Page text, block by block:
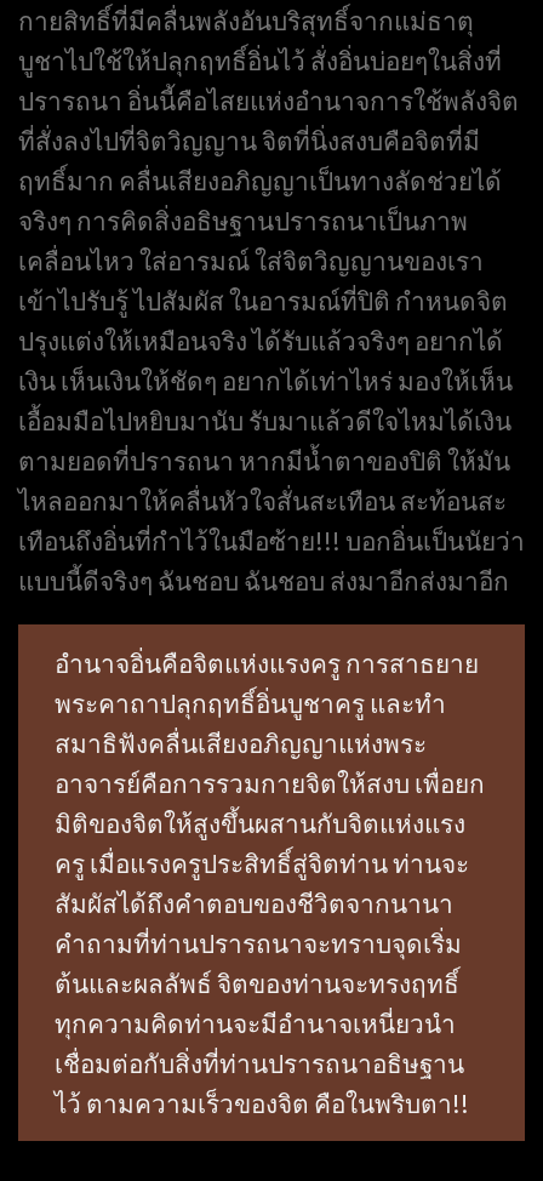
กายสิทธิ์ที่มีคลื่นพลังอันบริสุทธิ์จากแม่ธาตุ
บูชาไปใช้ให้ปลุกฤทธิ์อิ่นไว้ สั่งอิ่นบ่อยๆในสิ่งที่
ปรารถนา อิ่นนี้คือไสยแห่งอำนาจการใช้พลังจิต
ที่สั่งลงไปที่จิตวิญญาน จิตที่นิ่งสงบคือจิตที่มี
ฤทธิ์มาก คลื่นเสียงอภิญญาเป็นทางลัดช่วยได้
จริงๆ การคิดสิ่งอธิษฐานปรารถนาเป็นภาพ
เคลื่อนไหว ใส่อารมณ์ ใส่จิตวิญญานของเรา
เข้าไปรับรู้ ไปสัมผัส ในอารมณ์ที่ปิติ กำหนดจิต
ปรุงแต่งให้เหมือนจริง ได้รับแล้วจริงๆ อยากได้
เงิน เห็นเงินให้ชัดๆ อยากได้เท่าไหร่ มองให้เห็น
เอื้อมมือไปหยิบมานับ รับมาแล้วดีใจไหมได้เงิน
ตามยอดที่ปรารถนา หากมีน้ำตาของปิติ ให้มัน
ไหลออกมาให้คลื่นหัวใจสั่นสะเทือน สะท้อนสะ
เทือนถึงอิ่นที่กำไว้ในมือซ้าย!!! บอกอิ่นเป็นนัยว่า
แบบนี้ดีจริงๆ ฉันชอบ ฉันชอบ ส่งมาอีกส่งมาอีก
อำนาจอิ่นคือจิตแห่งแรงครู การสาธยาย
พระคาถาปลุกฤทธิ์อิ่นบูชาครู และทำ
สมาธิฟังคลื่นเสียงอภิญญาแห่งพระ
อาจารย์คือการรวมกายจิตให้สงบ เพื่อยก
มิติของจิตให้สูงขึ้นผสานกับจิตแห่งแรง
ครู เมื่อแรงครูประสิทธิ์สู่จิตท่าน ท่านจะ
สัมผัสได้ถึงคำตอบของชีวิตจากนานา
คำถามที่ท่านปรารถนาจะทราบจุดเริ่ม
ต้นและผลลัพธ์ จิตของท่านจะทรงฤทธิ์
ทุกความคิดท่านจะมีอำนาจเหนี่ยวนำ
เชื่อมต่อกับสิ่งที่ท่านปรารถนาอธิษฐาน
ไว้ ตามความเร็วของจิต คือในพริบตา!!